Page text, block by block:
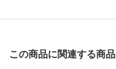
この商品に関連する商品